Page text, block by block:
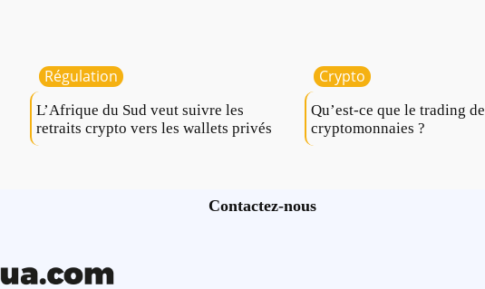
Régulation
L’Afrique du Sud veut suivre les
retraits crypto vers les wallets privés
Crypto
Qu’est-ce que le trading de
cryptomonnaies ?
Contactez-nous